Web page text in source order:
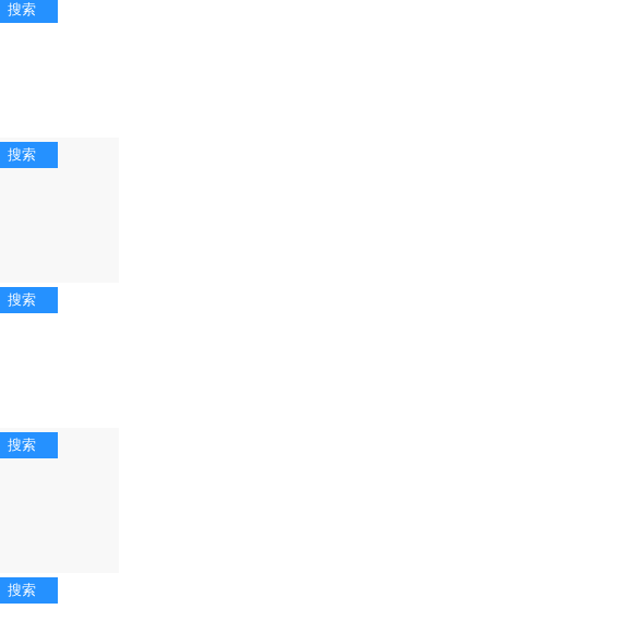
搜索
搜索
搜索
搜索
搜索